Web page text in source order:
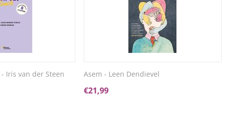
Iris van der Steen Asem - Leen Dendievel
€21,99